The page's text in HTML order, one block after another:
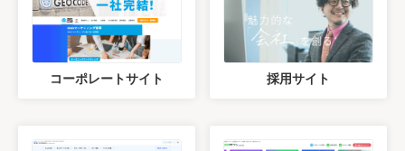
コーポレートサイト 採用サイト